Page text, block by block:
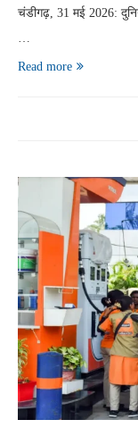
चंडीगढ़, 31 मई 2026:
Read more